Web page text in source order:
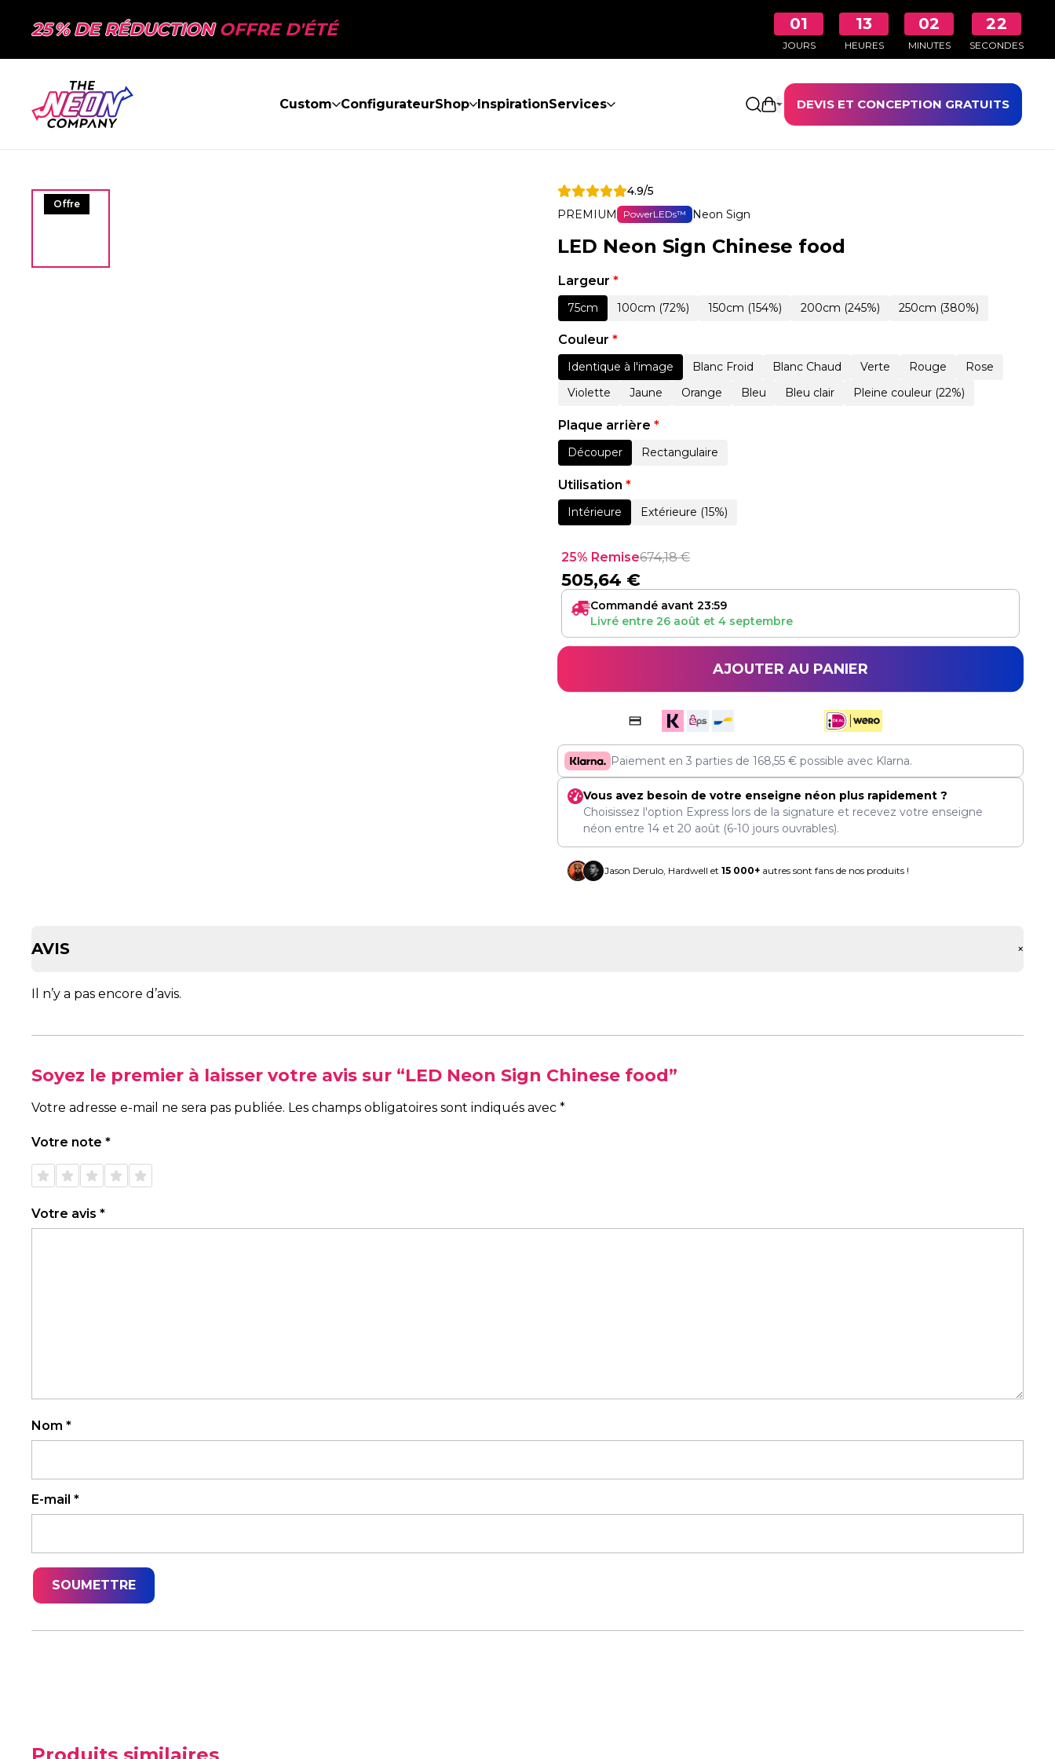
25 % DE RÉDUCTIONOFFRE D'ÉTÉ 01
JOURS
13
HEURES
02
MINUTES
21
SECONDES
Custom ConfigurateurShop InspirationServices Ouvrir le panier
DEVIS ET CONCEPTION GRATUITS
Offre
4.9/5
PREMIUM
PowerLEDs™ Neon Sign
LED Neon Sign Chinese food
Largeur *
75cm 100cm (72%) 150cm (154%) 200cm (245%) 250cm (380%)
Couleur *
Identique à l'image Blanc Froid Blanc Chaud Verte Rouge
Rose
Violette
Jaune Orange Bleu Bleu clair Pleine couleur (22%)
Plaque arrière *
Découper Rectangulaire
Utilisation *
Intérieure Extérieure (15%)
25% Remise674,18€
505,64 €
Commandé avant 23:59
Livré entre 26 août et 4 septembre
AJOUTER AU PANIER
Paiement en 3 parties de168,55€ possible avec Klarna.
Vous avez besoin de votre enseigne néon plus rapidement ?
Choisissez l'option Express lors de la signature et recevez votre enseigne
néon entre 14et 20 août(6-10 jours ouvrables).
Jason Derulo, Hardwell et 15 000+autres sont fans de nos produits !
AVIS +
Il n’y a pas encore d’avis.
Soyez le premier à laisser votre avis sur “LED Neon Sign Chinese food”
Votre adresse e-mail ne sera pas publiée. Les champs obligatoires sont indiqués avec *
Votre note *
1 étoile
sur 5
2 étoiles
sur 5
3 étoiles
sur 5
4 étoiles
sur 5
5 étoiles
sur 5
Votre avis *
Nom *
E-mail *